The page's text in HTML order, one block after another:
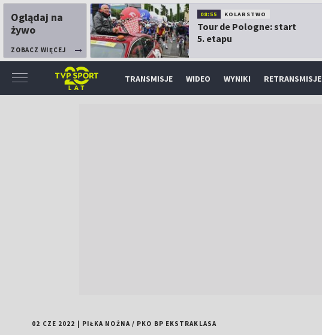
Oglądaj na
żywo
ZOBACZ WIĘCEJ
08:55 KOLARSTWO
Tour de Pologne: start
5. etapu
TRANSMISJE WIDEO WYNIKI RETRANSMISJE
02 CZE 2022 PIŁKA NOŻNA/ PKO BP EKSTRAKLASA